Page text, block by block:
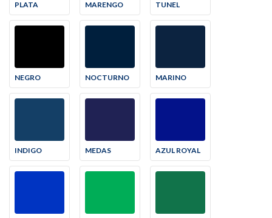
PLATA MARENGO TUNEL
NEGRO NOCTURNO MARINO
INDIGO MEDAS AZUL ROYAL